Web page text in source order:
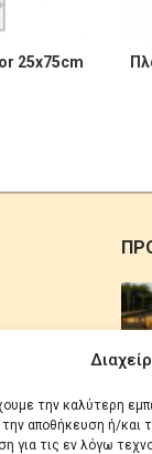
την καλύτερη
την αποθήκευση ή/και
για τις εν λόγω
25x75cm